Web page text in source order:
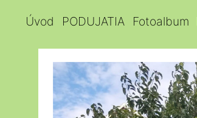
Úvod PODUJATIA Fotoalbum